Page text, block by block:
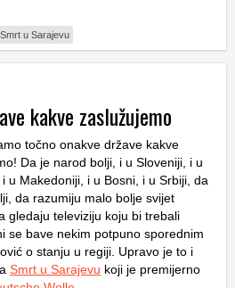
Smrt u Sarajevu
kakve zaslužujemo
točno onakve države kakve
Da je narod bolji, i u Sloveniji, i u
u Makedoniji, i u Bosni, i u Srbiji, da
da razumiju malo bolje svijet
gledaju televiziju koju bi trebali
se bave nekim potpuno sporednim
o stanju u regiji. Upravo je to i
Smrt u Sarajevu koji je premijerno